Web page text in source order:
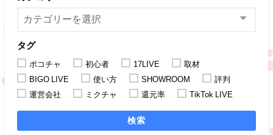
タグ
ポコチャ 初心者 17LIVE
取材
BIGO LIVE
使い方 SHOWROOM
評判
運営会社
ミクチャ 還元率 TikTok LIVE
検索